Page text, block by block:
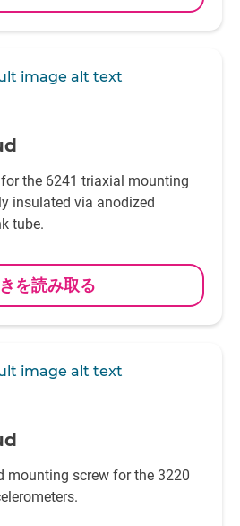
the 6241 triaxial mounting
insulated via anodized
tube.
を読み取る
mounting screw for the 3220